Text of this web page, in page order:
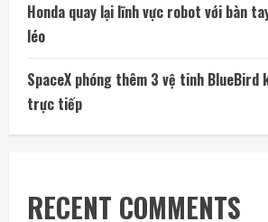
Honda quay lại lĩnh vực robot với bàn
léo
SpaceX phóng thêm 3 vệ tinh BlueBird
trực tiếp
RECENT COMMENTS